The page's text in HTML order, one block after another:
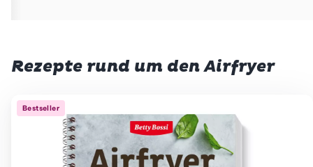
Rezepte rund um den Airfryer
Bestseller